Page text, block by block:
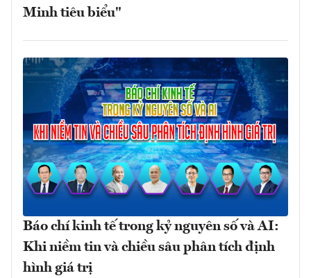
Minh tiêu biểu"
Báo chí kinh tế trong kỷ nguyên số và AI:
Khi niềm tin và chiều sâu phân tích định
hình giá trị